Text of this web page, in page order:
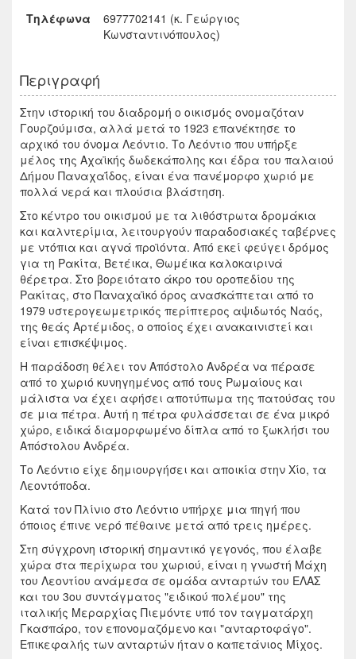
Τηλέφωνα
6977702141 (κ. Γεώργιος
Κωνσταντινόπουλος)
Περιγραφή
Στην ιστορική του διαδρομή ο οικισμός ονομαζόταν
Γουρζούμισα, αλλά μετά το 1923 επανέκτησε το
αρχικό του όνομα Λεόντιο. Το Λεόντιο που υπήρξε
μέλος της Αχαϊκής δωδεκάπολης και έδρα του παλαιού
Δήμου Παναχαΐδος, είναι ένα πανέμορφο χωριό με
πολλά νερά και πλούσια βλάστηση.
Στο κέντρο του οικισμού με τα λιθόστρωτα δρομάκια
και καλντερίμια, λειτουργούν παραδοσιακές ταβέρνες
με ντόπια και αγνά προϊόντα. Από εκεί φεύγει δρόμος
για τη Ρακίτα, Βετέικα, Θωμέικα καλοκαιρινά
θέρετρα. Στο βορειότατο άκρο του οροπεδίου της
Ρακίτας, στο Παναχαϊκό όρος ανασκάπτεται από το
1979 υστερογεωμετρικός περίπτερος αψιδωτός Ναός,
της θεάς Αρτέμιδος, ο οποίος έχει ανακαινιστεί και
είναι επισκέψιμος.
Η παράδοση θέλει τον Απόστολο Ανδρέα να πέρασε
από το χωριό κυνηγημένος από τους Ρωμαίους και
μάλιστα να έχει αφήσει αποτύπωμα της πατούσας του
σε μια πέτρα. Αυτή η πέτρα φυλάσσεται σε ένα μικρό
χώρο, ειδικά διαμορφωμένο δίπλα από το ξωκλήσι του
Απόστολου Ανδρέα.
Το Λεόντιο είχε δημιουργήσει και αποικία στην Χίο, τα
Λεοντόποδα.
Κατά τον Πλίνιο στο Λεόντιο υπήρχε μια πηγή που
όποιος έπινε νερό πέθαινε μετά από τρεις ημέρες.
Στη σύγχρονη ιστορική σημαντικό γεγονός, που έλαβε
χώρα στα περίχωρα του χωριού, είναι η γνωστή Μάχη
του Λεοντίου ανάμεσα σε ομάδα ανταρτών του ΕΛΑΣ
και του 3ου συντάγματος "ειδικού πολέμου" της
ιταλικής Μεραρχίας Πιεμόντε υπό τον ταγματάρχη
Γκασπάρο, τον επονομαζόμενο και "ανταρτοφάγο".
Επικεφαλής των ανταρτών ήταν ο καπετάνιος Μίχος.